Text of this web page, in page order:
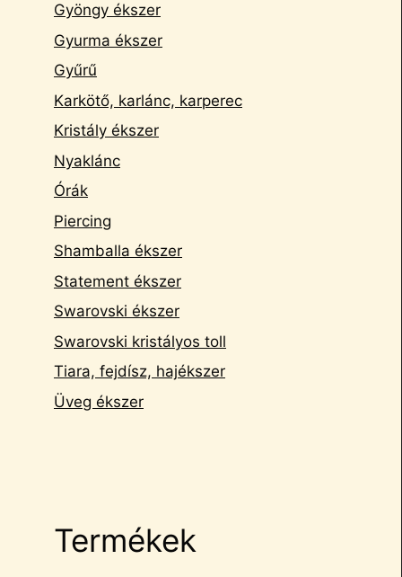
Gyöngy ékszer
Gyurma ékszer
Gyűrű
Karkötő, karlánc, karperec
Kristály ékszer
Nyaklánc
Órák
Piercing
Shamballa ékszer
Statement ékszer
Swarovski ékszer
Swarovski kristályos toll
Tiara, fejdísz, hajékszer
Üveg ékszer
Termékek